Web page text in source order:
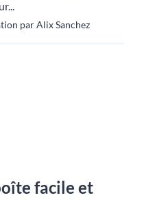
par Alix Sanchez
facile et